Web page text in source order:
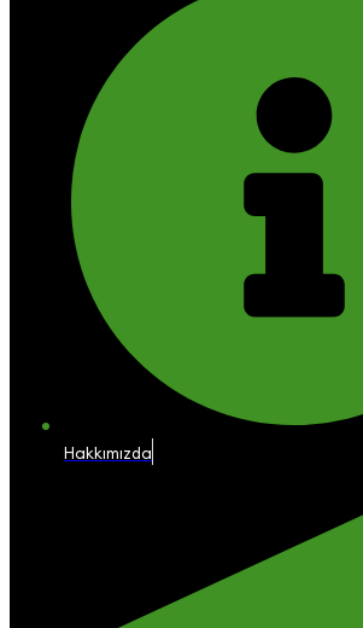
Hakkımızda